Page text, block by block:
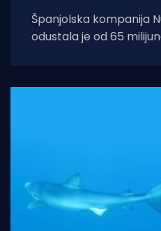
Španjolska kompanija
odustala je od 65